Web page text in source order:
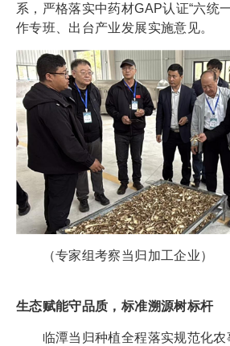
系，严格落实中药材GAP认证“六统
作专班、出台产业发展实施意见。
（专家组考察当归加工企业）
生态赋能守品质，标准溯源树标杆
临潭当归种植全程落实规范化农